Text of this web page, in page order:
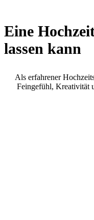
Eine
lassen kann
Als erfahrener
Feingefühl, Kreativität